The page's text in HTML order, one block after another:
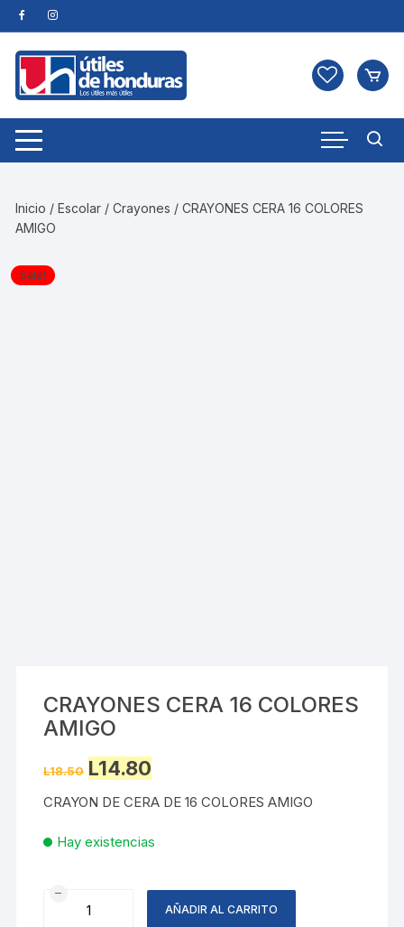
Skip
to
content
Inicio /Escolar /Crayones / CRAYONES CERA 16 COLORES
AMIGO
Sale!
CRAYONES CERA 16 COLORES
AMIGO
L18.50 Original
price
L18.50.
L14.80price
L14.80.
CRAYON DE CERA DE 16 COLORES AMIGO
Hay existencias
CRAYONES
AÑADIR AL CARRITO